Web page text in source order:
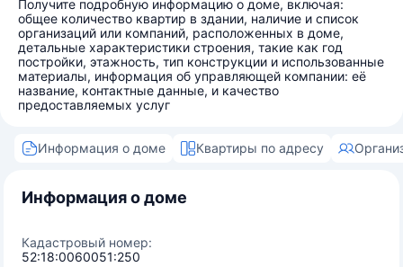
Получите подробную информацию о доме, включая:
общее количество квартир в здании, наличие и список
организаций или компаний, расположенных в доме,
детальные характеристики строения, такие как год
постройки, этажность, тип конструкции и использованные
материалы, информация об управляющей компании: её
название, контактные данные, и качество
предоставляемых услуг
Информация о доме Квартиры по адресу
Информация о доме
Кадастровый номер:
52:18:0060051:250